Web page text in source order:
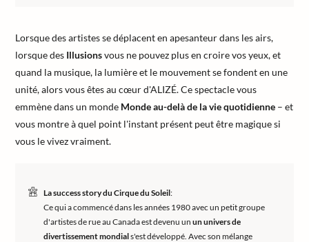
Lorsque des artistes se déplacent en apesanteur dans les airs,
lorsque des Illusionsvous ne pouvez plus en croire vos yeux, et
quand la musique, la lumière et le mouvement se fondent en une
unité, alors vous êtes au cœur d'ALIZÉ. Ce spectacle vous
emmène dans un monde Monde au-delà de la vie quotidienne – et
vous montre à quel point l'instant présent peut être magique si
vous le vivez vraiment.
La success story du Cirque du Soleil:
Ce qui a commencé dans les années 1980 avec un petit groupe
d'artistes de rue au Canada est devenu un un univers de
divertissement mondials'est développé. Avec son mélange